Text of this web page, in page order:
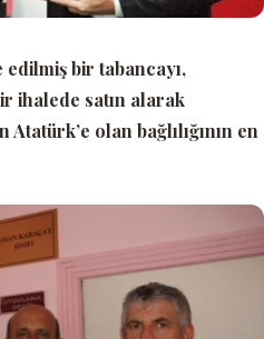
edilmiş bir tabancayı,
ihalede satın alarak
olan bağlılığının en